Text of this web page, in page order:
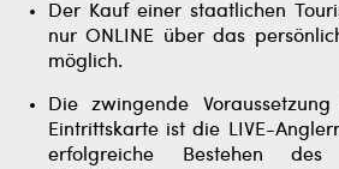
Der Kauf einer staatlichen
nur ONLINE über das
möglich.
Die zwingende
Eintrittskarte ist die LIVE-
erfolgreiche Bestehen des